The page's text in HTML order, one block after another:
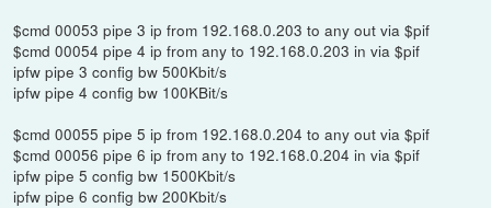
$cmd 00053 pipe 3 ip from 192.168.0.203 to any out via $pif
$cmd 00054 pipe 4 ip from any to 192.168.0.203 in via $pif
ipfw pipe 3 config bw 500Kbit/s
ipfw pipe 4 config bw 100KBit/s
$cmd 00055 pipe 5 ip from 192.168.0.204 to any out via $pif
$cmd 00056 pipe 6 ip from any to 192.168.0.204 in via $pif
ipfw pipe 5 config bw 1500Kbit/s
ipfw pipe 6 config bw 200Kbit/s